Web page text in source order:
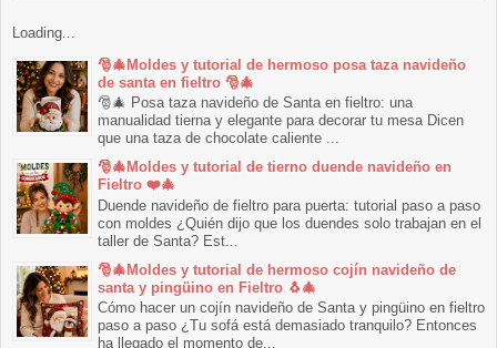
Loading...
🎅🎄Moldes y tutorial de hermoso posa taza navideño
de santa en fieltro 🎅🎄
🎅🎄 Posa taza navideño de Santa en fieltro: una
manualidad tierna y elegante para decorar tu mesa Dicen
que una taza de chocolate caliente ...
🎅🎄Moldes y tutorial de tierno duende navideño en
Fieltro ❤️🎄
Duende navideño de fieltro para puerta: tutorial paso a paso
con moldes ¿Quién dijo que los duendes solo trabajan en el
taller de Santa? Est...
🎅🎄Moldes y tutorial de hermoso cojín navideño de
santa y pingüino en Fieltro 🐧🎄
Cómo hacer un cojín navideño de Santa y pingüino en fieltro
paso a paso ¿Tu sofá está demasiado tranquilo? Entonces
ha llegado el momento de...